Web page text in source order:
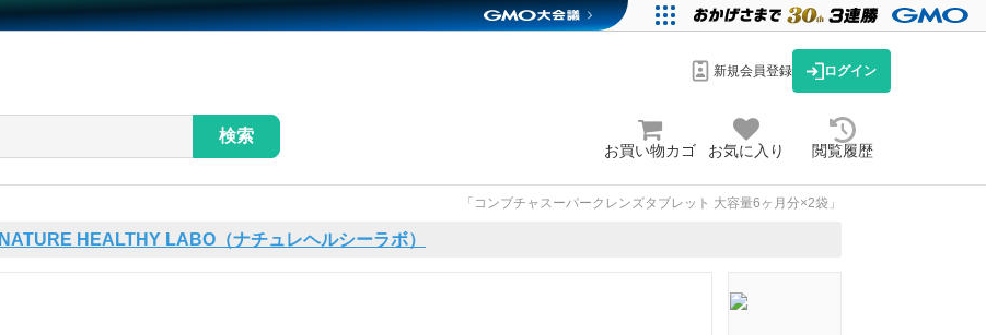
新規会員登録 ログイン
検索
お買い物カゴ お気に入り 閲覧履歴
「コンブチャスーパークレンズタブレット 大容量6ヶ月分×2袋」
NATURE HEALTHY LABO（ナチュレヘルシーラボ）